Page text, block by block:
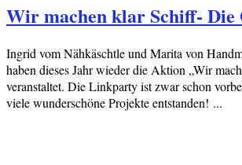
Wir machen klar Schiff- Die
Ingrid vom Nähkäschtle und Marita von
haben dieses Jahr wieder die Aktion „Wir
veranstaltet. Die Linkparty ist zwar schon
viele wunderschöne Projekte entstanden! ...